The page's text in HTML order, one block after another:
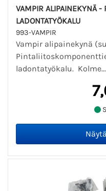
VAMPIR ALIPAINEKYNÄ -
LADONTATYÖKALU
993-VAMPIR
Vampir alipainekynä
ladontatyökalu. Kolme...